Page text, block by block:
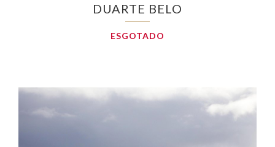
DUARTE BELO
ESGOTADO